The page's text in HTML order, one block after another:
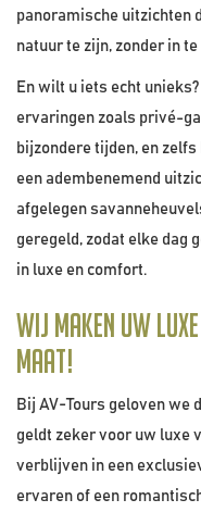
panoramische uitzichten
natuur te zijn, zonder in
En wilt u iets echt
ervaringen zoals privé-
bijzondere tijden, en
een adembenemend
afgelegen
geregeld, zodat elke dag
in luxe en comfort.
Wij maken uw
maat!
Bij AV-Tours geloven we
geldt zeker voor uw luxe
verblijven in een
ervaren of een